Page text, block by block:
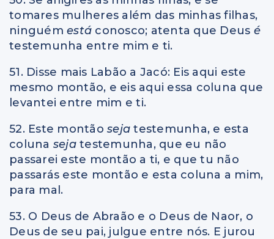
tomares mulheres além das minhas filhas,
ninguém está conosco; atenta que Deus é
testemunha entre mim e ti.
51. Disse mais Labão a Jacó: Eis aqui este
mesmo montão, e eis aqui essa coluna que
levantei entre mim e ti.
52. Este montão sejatestemunha, e esta
coluna seja testemunha, que eu não
passarei este montão a ti, e que tu não
passarás este montão e esta coluna a mim,
para mal.
53. O Deus de Abraão e o Deus de Naor, o
Deus de seu pai, julgue entre nós. E jurou